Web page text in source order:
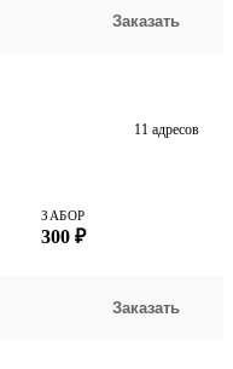
Заказать
11 адресов
ЗАБОР
300 ₽
Заказать